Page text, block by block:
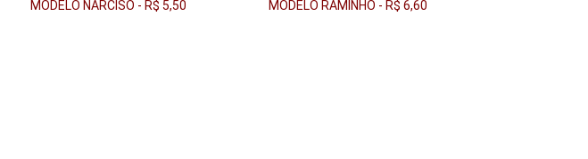
MODELO NARCISO - R$ 5,50 MODELO RAMINHO - R$ 6,60